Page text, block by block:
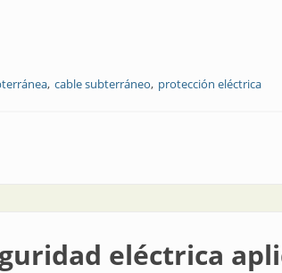
cable subterráneo protección eléctrica
colocación y protección de cableados en una
eléctrica